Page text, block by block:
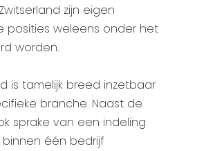
zijn eigen
posities weleens onder het
worden.
is tamelijk breed inzetbaar
branche. Naast de
sprake van een indeling
één bedrijf